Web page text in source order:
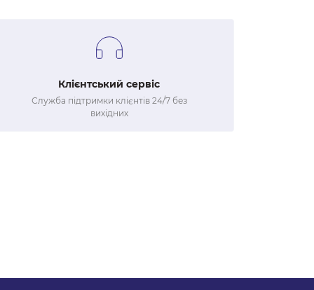
Клієнтський сервіс
Служба підтримки клієнтів 24/7 без
вихідних